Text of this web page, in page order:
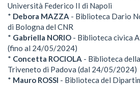
Università Federico II di Napoli
* Debora MAZZA - Biblioteca Dario
di Bologna del CNR
* Gabriella NORIO - Biblioteca civica
(fino al 24/05/2024)
* Concetta ROCIOLA - Biblioteca
Triveneto di Padova (dal 24/05/2024)
* Mauro ROSSI - Biblioteca del